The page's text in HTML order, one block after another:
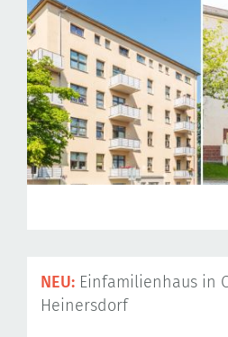
NEU: Einfamilienhaus in
Heinersdorf